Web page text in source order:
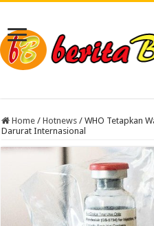
Home / Hotnews / WHO Tetapkan
Darurat Internasional